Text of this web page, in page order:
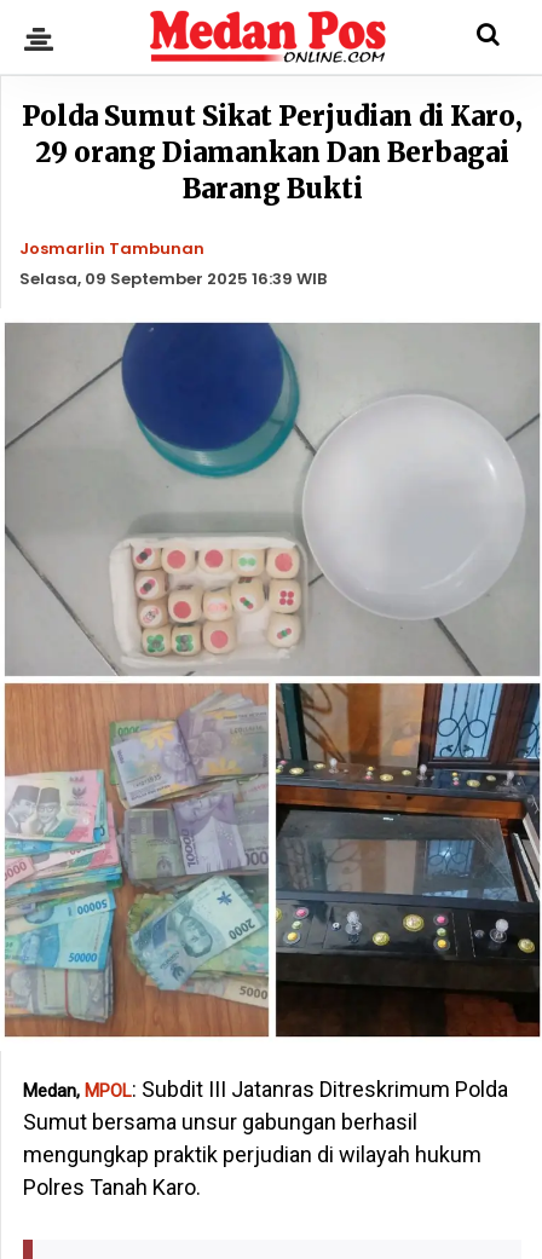
Polda Sumut Sikat Perjudian di Karo,
29 orang Diamankan Dan Berbagai
Barang Bukti
Josmarlin Tambunan
Selasa, 09 September 2025 16:39 WIB
Medan, MPOL: Subdit III Jatanras Ditreskrimum Polda
Sumut bersama unsur gabungan berhasil
mengungkap praktik perjudian di wilayah hukum
Polres Tanah Karo.